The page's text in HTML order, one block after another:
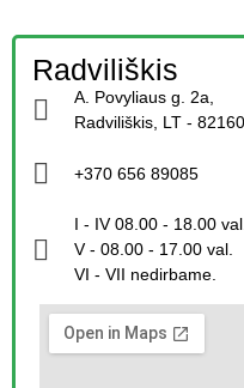
Radviliškis
A. Povyliaus g. 2a,
Radviliškis, LT - 82160
+370 656 89085
I - IV 08.00 - 18.00 val.
V - 08.00 - 17.00 val.
VI - VII nedirbame.